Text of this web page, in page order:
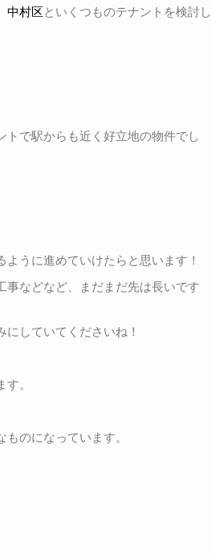
中村区といくつものテナントを検討し
で駅からも近く好立地の物件でし
うに進めていけたらと思います！
事などなど、まだまだ先は長いです
していてくださいね！
。
のになっています。